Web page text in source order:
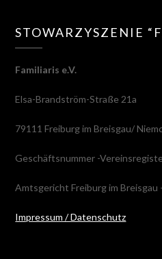
STOWARZYSZENIE
Familiaris e.V.
Elsa-Brandström-Straße 21a
79111 Freiburg im Breisgau/
Geschäftsnummer -
Amtsgericht Freiburg im
Impressum / Datenschutz